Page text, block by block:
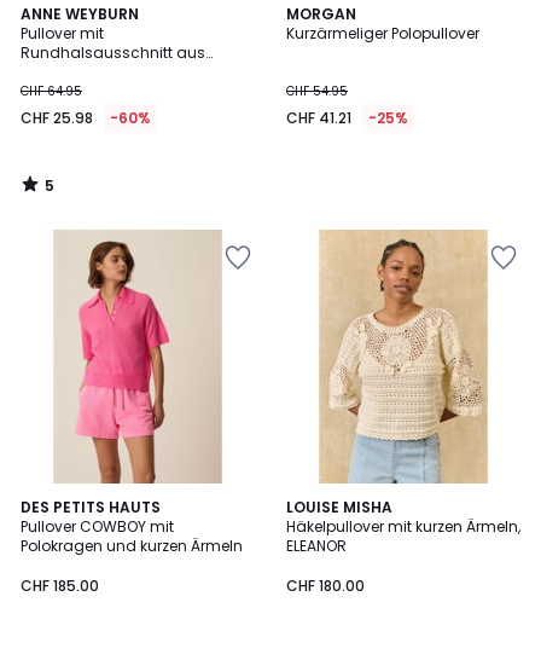
ANNE WEYBURN
Pullover mit
Rundhalsausschnitt aus
Rippenstruktur
CHF 64.95
CHF 25.98 -60%
5
/
5
5
/
MORGAN
Kurzärmeliger Polopullover
CHF 54.95
CHF 41.21 -25%
DES PETITS HAUTS
Pullover COWBOY mit
Polokragen und kurzen Ärmeln
CHF 185.00
LOUISE MISHA
Häkelpullover mit kurzen Ärmeln,
ELEANOR
CHF 180.00